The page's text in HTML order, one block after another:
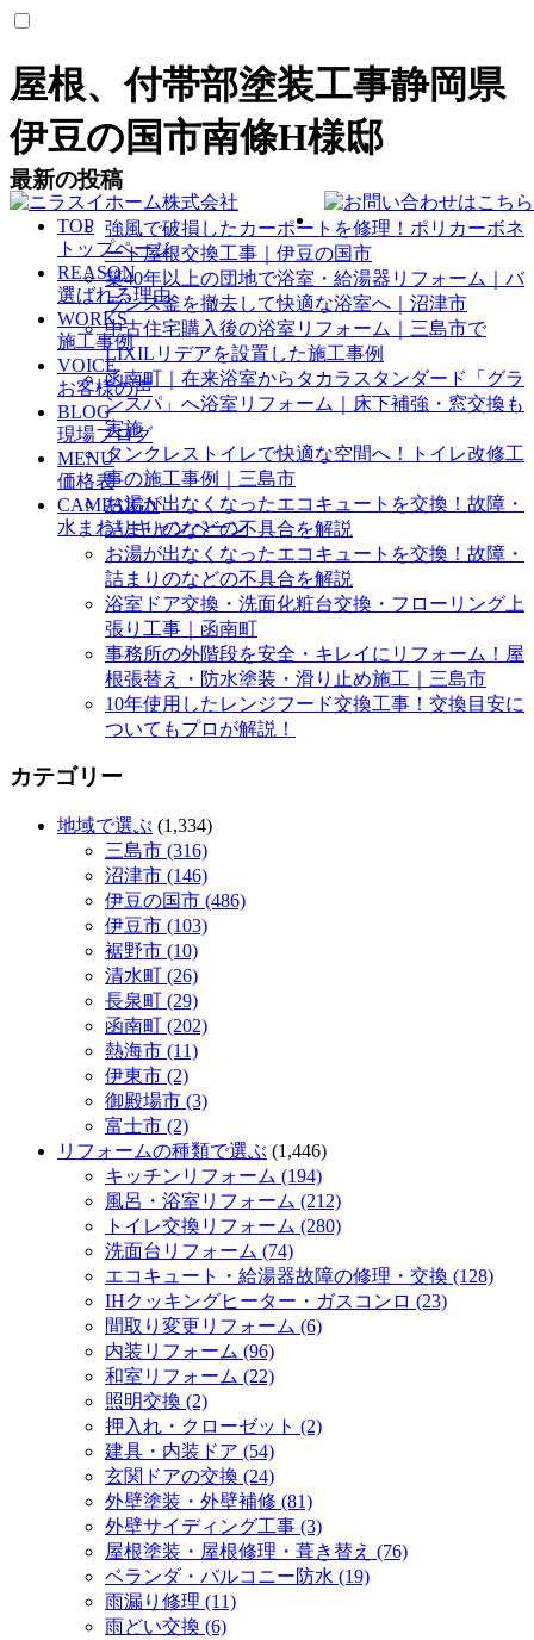
屋根、付帯部塗装工事静岡県
伊豆の国市南條H様邸
TOP
トップページ
REASON
選ばれる理由
WORKS
施工事例
VOICE
お客様の声
BLOG
現場ブログ
MENU
価格表
CAMPAIGN
水まわりキャンペーン
最新の投稿
強風で破損したカーポートを修理！ポリカーボネ
ート屋根交換工事｜伊豆の国市
築40年以上の団地で浴室・給湯器リフォーム｜バ
ランス釜を撤去して快適な浴室へ｜沼津市
中古住宅購入後の浴室リフォーム｜三島市で
LIXILリデアを設置した施工事例
函南町｜在来浴室からタカラスタンダード「グラ
ンスパ」へ浴室リフォーム｜床下補強・窓交換も
実施
タンクレストイレで快適な空間へ！トイレ改修工
事の施工事例｜三島市
お湯が出なくなったエコキュートを交換！故障・
詰まりのなどの不具合を解説
お湯が出なくなったエコキュートを交換！故障・
詰まりのなどの不具合を解説
浴室ドア交換・洗面化粧台交換・フローリング上
張り工事｜函南町
事務所の外階段を安全・キレイにリフォーム！屋
根張替え・防水塗装・滑り止め施工｜三島市
10年使用したレンジフード交換工事！交換目安に
ついてもプロが解説！
カテゴリー
地域で選ぶ (1,334)
三島市 (316)
沼津市 (146)
伊豆の国市 (486)
伊豆市 (103)
裾野市 (10)
清水町 (26)
長泉町 (29)
函南町 (202)
熱海市 (11)
伊東市 (2)
御殿場市 (3)
富士市 (2)
リフォームの種類で選ぶ (1,446)
キッチンリフォーム (194)
風呂・浴室リフォーム (212)
トイレ交換リフォーム (280)
洗面台リフォーム (74)
エコキュート・給湯器故障の修理・交換 (128)
IHクッキングヒーター・ガスコンロ (23)
間取り変更リフォーム (6)
内装リフォーム (96)
和室リフォーム (22)
照明交換 (2)
押入れ・クローゼット (2)
建具・内装ドア (54)
玄関ドアの交換 (24)
外壁塗装・外壁補修 (81)
外壁サイディング工事 (3)
屋根塗装・屋根修理・葺き替え (76)
ベランダ・バルコニー防水 (19)
雨漏り修理 (11)
雨どい交換 (6)